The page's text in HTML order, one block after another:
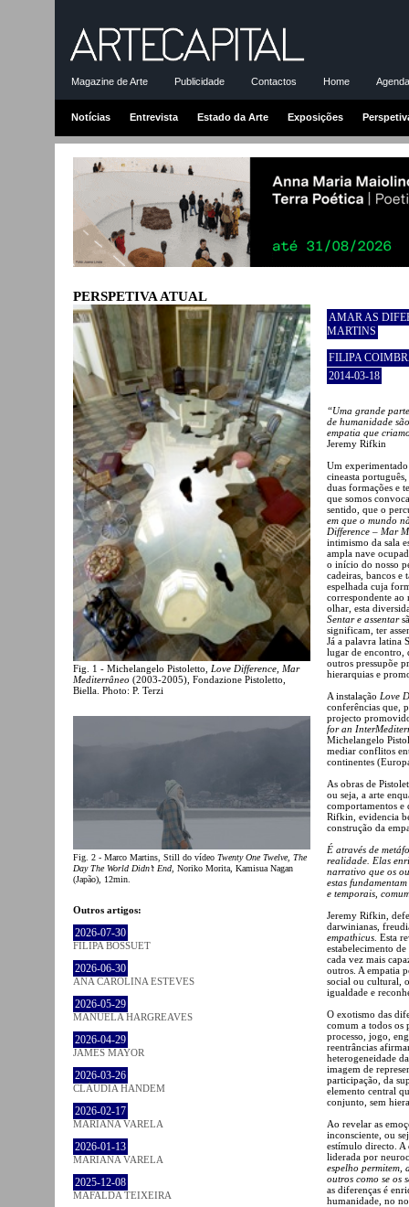
Magazine de Arte Publicidade Contactos Home
Notícias Entrevista Estado da Arte Exposições
PERSPETIVA ATUAL
Fig. 1 - Michelangelo Pistoletto, Love Difference, Mar
Mediterrâneo (2003-2005), Fondazione Pistoletto,
Biella. Photo: P. Terzi
Fig. 2 - Marco Martins, Still do vídeo Twenty One Twelve, The
Day The World Didn’t End, Noriko Morita, Kamisua Nagan
(Japão), 12min.
Outros artigos:
2026-07-30
FILIPA BOSSUET
2026-06-30
ANA CAROLINA ESTEVES
2026-05-29
MANUELA HARGREAVES
2026-04-29
JAMES MAYOR
2026-03-26
CLÁUDIA HANDEM
2026-02-17
MARIANA VARELA
2026-01-13
MARIANA VARELA
2025-12-08
MAFALDA TEIXEIRA
AMAR AS
MARTINS
FILIPA
2014-03-18
“Uma grande
de humanidade
empatia que
Jeremy Rifkin
Um
cineasta
duas formações e
que somos
sentido, que o
em que o mundo
Difference – Mar
intimismo da sala
ampla nave
o início do nosso
cadeiras, bancos e
espelhada cuja
correspondente ao
olhar, esta
Sentar e assentar
significam, ter
Já a palavra latina
lugar de encontro,
outros pressupõe
hierarquias e
A instalação Love
conferências que,
projecto
for an
Michelangelo
mediar conflitos
continentes
As obras de
ou seja, a arte
comportamentos e
Rifkin, evidencia
construção da
É através de
realidade. Elas
narrativo que os
estas
e temporais,
Jeremy Rifkin,
darwinianas,
empathicus . Esta
estabelecimento
cada vez mais
outros. A empatia
social ou cultural,
igualdade e
O exotismo das
comum a todos os
processo, jogo,
reentrâncias
heterogeneidade
imagem de
participação, da
elemento central
conjunto, sem
Ao revelar as
inconsciente, ou
estímulo directo. A
liderada por
espelho permitem,
outros como se os
as diferenças é
humanidade, no